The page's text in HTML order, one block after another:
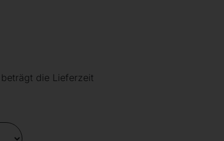
die Lieferzeit